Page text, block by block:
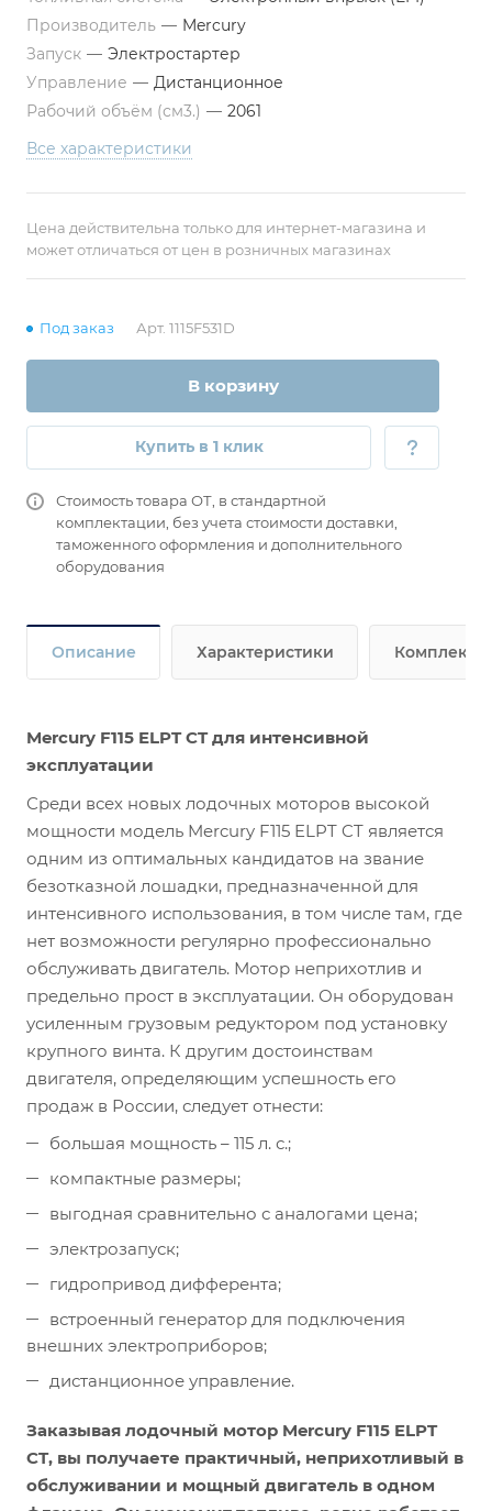
Производитель — Mercury
Запуск — Электростартер
Управление — Дистанционное
Рабочий объём (см3.) — 2061
Все характеристики
Цена действительна только для интернет-магазина и
может отличаться от цен в розничных магазинах
Под заказ Арт. 1115F531D
В корзину
Купить в 1 клик
Стоимость товара ОТ, в стандартной
комплектации, без учета стоимости доставки,
таможенного оформления и дополнительного
оборудования
Описание Характеристики
Mercury F115 ELPT CT для интенсивной
эксплуатации
Среди всех новых лодочных моторов высокой
мощности модель Mercury F115 ELPT CT является
одним из оптимальных кандидатов на звание
безотказной лошадки, предназначенной для
интенсивного использования, в том числе там, где
нет возможности регулярно профессионально
обслуживать двигатель. Мотор неприхотлив и
предельно прост в эксплуатации. Он оборудован
усиленным грузовым редуктором под установку
крупного винта. К другим достоинствам
двигателя, определяющим успешность его
продаж в России, следует отнести:
большая мощность – 115 л. с.;
компактные размеры;
выгодная сравнительно с аналогами цена;
электрозапуск;
гидропривод дифферента;
встроенный генератор для подключения
внешних электроприборов;
дистанционное управление.
Заказывая лодочный мотор Mercury F115 ELPT
CT, вы получаете практичный, неприхотливый в
обслуживании и мощный двигатель в одном